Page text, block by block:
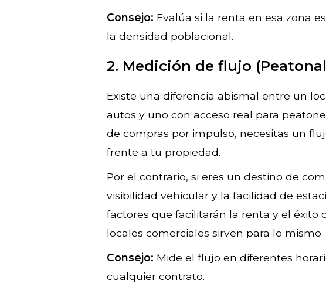
Consejo: Evalúa si la renta en esa zona
la densidad poblacional.
2. Medición de flujo
Existe una diferencia abismal entre un
autos y uno con acceso real para
de compras por impulso, necesitas un
frente a tu propiedad.
Por el contrario, si eres un destino de
visibilidad vehicular y la facilidad de
factores que facilitarán la renta y el éxito
locales comerciales sirven para lo mismo.
Consejo: Mide el flujo en diferentes
cualquier contrato.